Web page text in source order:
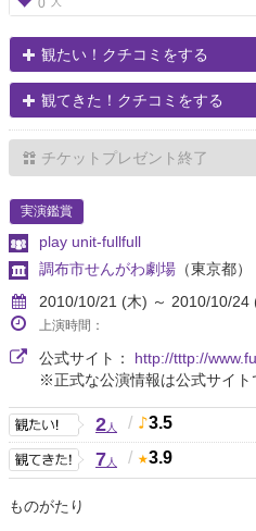
0
観たい！クチコミをする
観てきた！クチコミをする
チケットプレゼント終了
実演鑑賞
play unit-fullfull
調布市せんがわ劇場 （東京都）
2010/10/21 (木) ～ 2010/10/24
上演時間：
公式サイト： http://tttp://
※正式な公演情報は公式サイト
2人 / 3.5
7人 / 3.9
ものがたり